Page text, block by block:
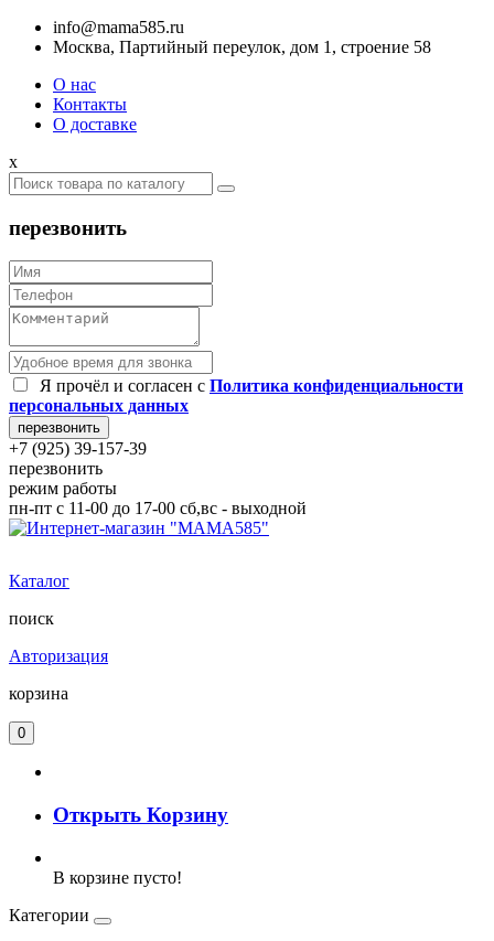
info@mama585.ru
Москва, Партийный переулок, дом 1, строение 58
О нас
Контакты
О доставке
x
перезвонить
Я прочёл и согласен c Политика конфиденциальности
персональных данных
+7 (925) 39-157-39
перезвонить
режим работы
пн-пт с 11-00 до 17-00 сб,вс - выходной
Каталог
поиск
Авторизация
корзина
0
Открыть Корзину
В корзине пусто!
Категории